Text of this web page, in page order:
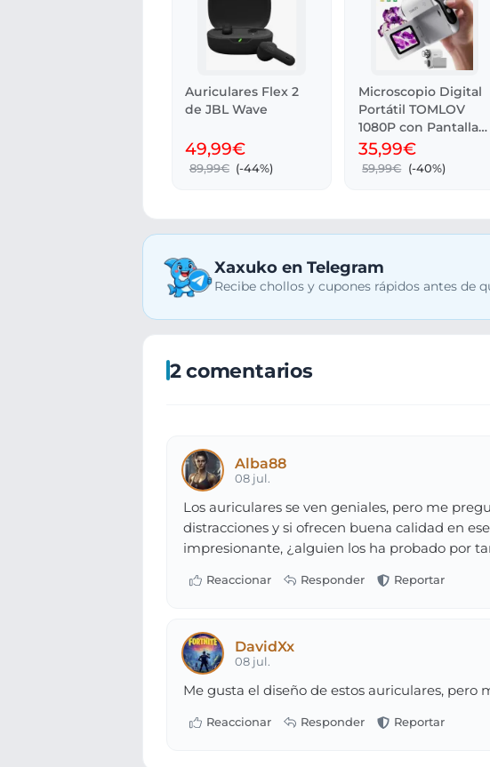
Auriculares Flex 2
de JBL Wave
49,99€
89,99€ (-44%)
Microscopio Digital
Portátil TOMLOV
1080P con Pantalla
LCD 2
35,99€
59,99€ (-40%)
Xaxuko en Telegram
Recibe chollos y cupones rápidos antes de
2 comentarios
Alba88
08 jul.
Los auriculares se ven geniales, pero me
distracciones y si ofrecen buena calidad en
impresionante, ¿alguien los ha probado por
DavidXx
08 jul.
Me gusta el diseño de estos auriculares,